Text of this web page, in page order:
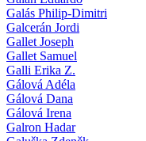
Galás Philip-Dimitri
Galcerán Jordi
Gallet Joseph
Gallet Samuel
Galli Erika Z.
Gálová Adéla
Gálová Dana
Gálová Irena
Galron Hadar